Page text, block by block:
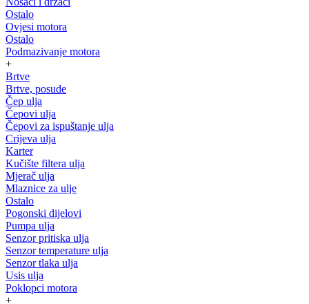
Ostalo
Ovjesi motora
Ostalo
Podmazivanje motora
+
Brtve
Brtve, posude
Čep ulja
Čepovi ulja
Čepovi za ispuštanje ulja
Crijeva ulja
Karter
Kučište filtera ulja
Mjerač ulja
Mlaznice za ulje
Ostalo
Pogonski dijelovi
Pumpa ulja
Senzor pritiska ulja
Senzor temperature ulja
Senzor tlaka ulja
Usis ulja
Poklopci motora
+